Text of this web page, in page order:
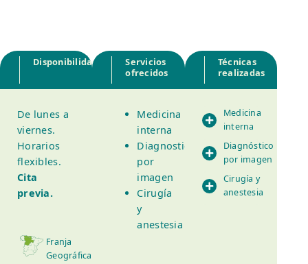
Disponibilidad
De lunes a
viernes.
Horarios
flexibles.
Cita
previa.
Franja
Geográfica:
Servicios
ofrecidos
Medicina
interna
Diagnostico
por
imagen
Cirugía
y
anestesia
Técnicas
realizadas
Medicina
interna
Diagnóstico
por imagen
Cirugía y
anestesia